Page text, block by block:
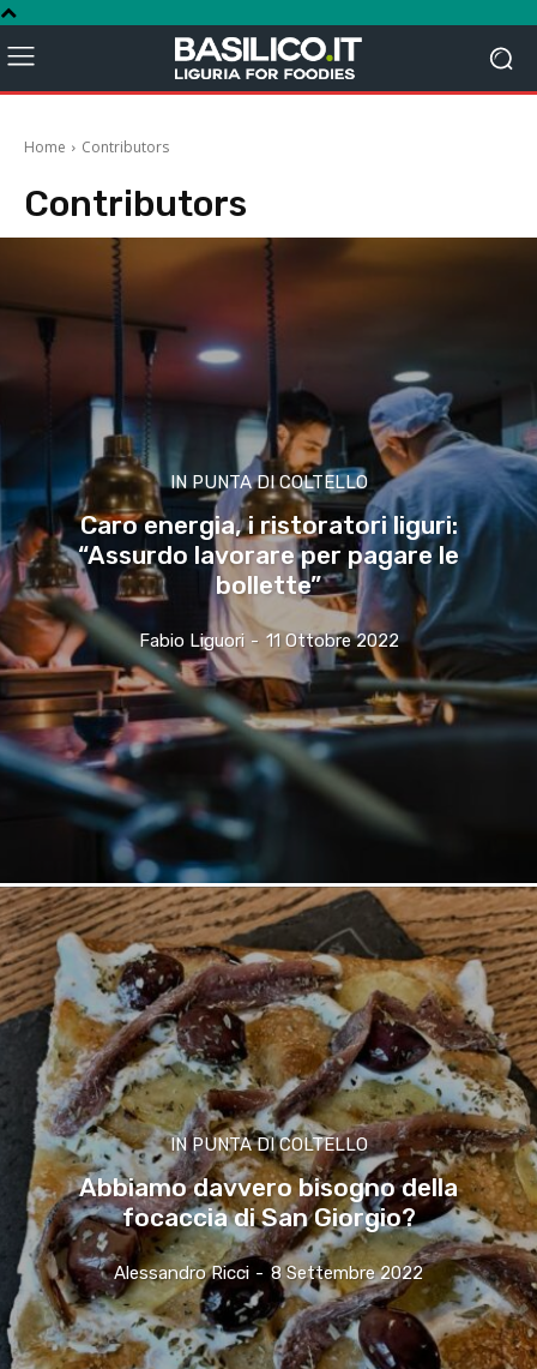
Home Contributors
Contributors
IN PUNTA DI COLTELLO
Caro energia, i ristoratori liguri:
“Assurdo lavorare per pagare le
bollette”
Fabio Liguori - 11 Ottobre 2022
IN PUNTA DI COLTELLO
Abbiamo davvero bisogno della
focaccia di San Giorgio?
Alessandro Ricci - 8 Settembre 2022